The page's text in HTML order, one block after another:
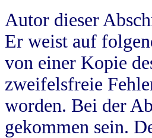
Autor dieser
Er weist auf
von einer Kopie
zweifelsfreie
worden. Bei der
gekommen sein.